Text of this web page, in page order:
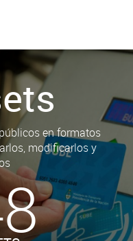
en formatos
modificarlos y